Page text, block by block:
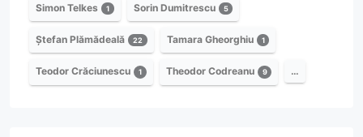
Simon Telkes 1 Sorin Dumitrescu 5
Ștefan Plămădeală 22 Tamara Gheorghiu 1
Teodor Crăciunescu 1 Theodor Codreanu 9 …